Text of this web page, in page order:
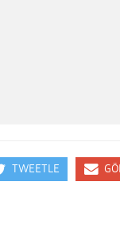
TWEETLE